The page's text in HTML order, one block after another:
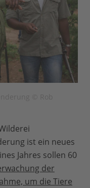
ist ein neues
Jahres sollen 60
der
um die Tiere